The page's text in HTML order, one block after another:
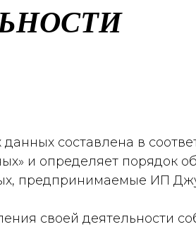
составлена в
и определяет порядок
предпринимаемые ИП
своей деятельности